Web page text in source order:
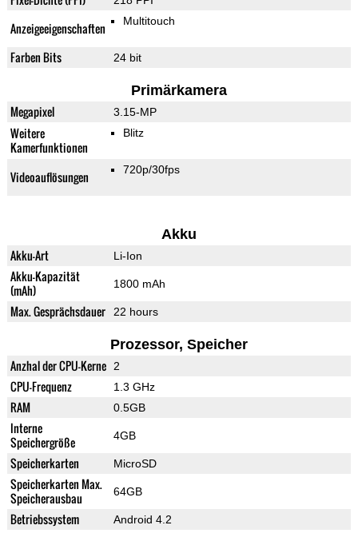
Anzeigeeigenschaften Multitouch
Farben Bits 24 bit
Primärkamera
Megapixel 3.15-MP
Weitere
Kamerfunktionen
Blitz
Videoauflösungen 720p/30fps
Akku
Akku-Art Li-Ion
Akku-Kapazität
(mAh)
1800 mAh
Max. Gesprächsdauer 22 hours
Prozessor, Speicher
Anzhal der CPU-Kerne 2
CPU-Frequenz 1.3 GHz
RAM 0.5GB
Interne
Speichergröße
4GB
Speicherkarten MicroSD
Speicherkarten Max.
Speicherausbau
64GB
Betriebssystem Android 4.2